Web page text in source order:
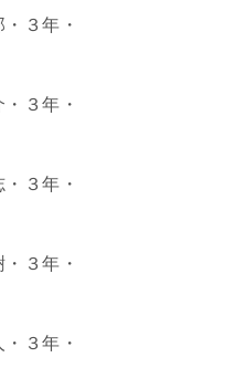
３年・
３年・
３年・
３年・
３年・